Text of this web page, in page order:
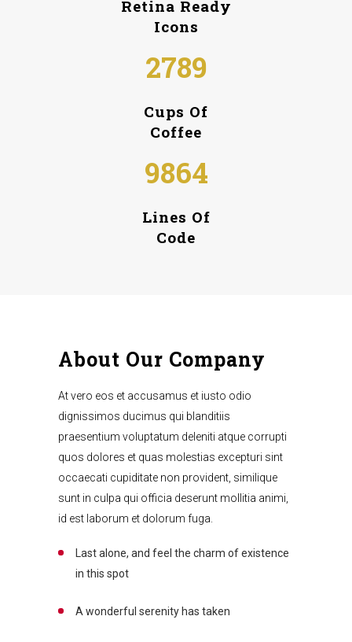
Retina Ready
Icons
2789
Cups Of
Coffee
9864
Lines Of
Code
About Our Company
At vero eos et accusamus et iusto odio
dignissimos ducimus qui blanditiis
praesentium voluptatum deleniti atque corrupti
quos dolores et quas molestias excepturi sint
occaecati cupiditate non provident, similique
sunt in culpa qui officia deserunt mollitia animi,
id est laborum et dolorum fuga.
Last alone, and feel the charm of existence
in this spot
A wonderful serenity has taken